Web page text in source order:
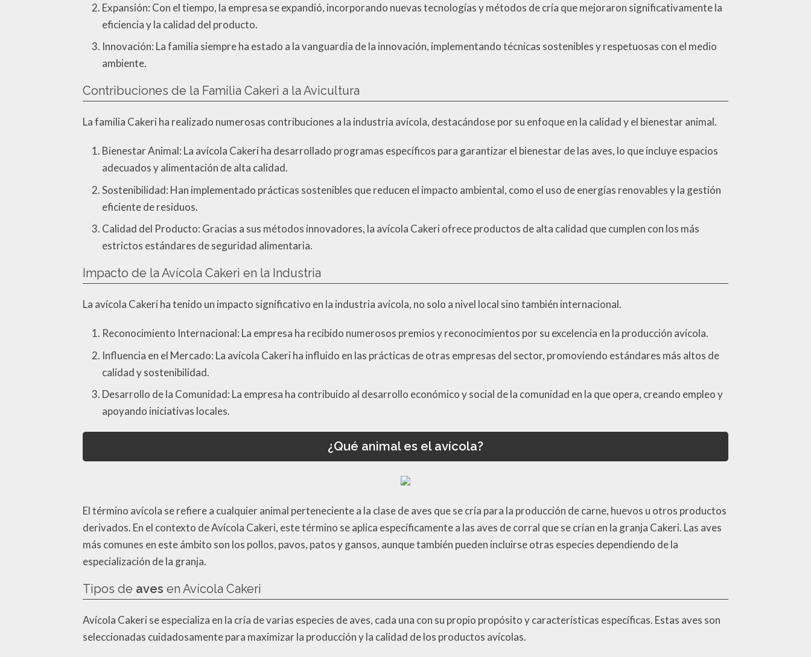
Expansión: Con el tiempo, la empresa se expandió, incorporando nuevas tecnologías y métodos de cría que mejoraron significativamente la
eficiencia y la calidad del producto.
Innovación: La familia siempre ha estado a la vanguardia de la innovación, implementando técnicas sostenibles y respetuosas con el medio
ambiente.
Contribuciones de la Familia Cakeri a la Avicultura
La familia Cakeri ha realizado numerosas contribuciones a la industria avícola, destacándose por su enfoque en la calidad y el bienestar animal.
Bienestar Animal: La avícola Cakeri ha desarrollado programas específicos para garantizar el bienestar de las aves, lo que incluye espacios
adecuados y alimentación de alta calidad.
Sostenibilidad: Han implementado prácticas sostenibles que reducen el impacto ambiental, como el uso de energías renovables y la gestión
eficiente de residuos.
Calidad del Producto: Gracias a sus métodos innovadores, la avícola Cakeri ofrece productos de alta calidad que cumplen con los más
estrictos estándares de seguridad alimentaria.
Impacto de la Avícola Cakeri en la Industria
La avícola Cakeri ha tenido un impacto significativo en la industria avícola, no solo a nivel local sino también internacional.
Reconocimiento Internacional: La empresa ha recibido numerosos premios y reconocimientos por su excelencia en la producción avícola.
Influencia en el Mercado: La avícola Cakeri ha influido en las prácticas de otras empresas del sector, promoviendo estándares más altos de
calidad y sostenibilidad.
Desarrollo de la Comunidad: La empresa ha contribuido al desarrollo económico y social de la comunidad en la que opera, creando empleo y
apoyando iniciativas locales.
¿Qué animal es el avícola?
El término avícola se refiere a cualquier animal perteneciente a la clase de aves que se cría para la producción de carne, huevos u otros productos
derivados. En el contexto de Avícola Cakeri, este término se aplica específicamente a las aves de corral que se crían en la granja Cakeri. Las aves
más comunes en este ámbito son los pollos, pavos, patos y gansos, aunque también pueden incluirse otras especies dependiendo de la
especialización de la granja.
Tipos de aves en Avícola Cakeri
Avícola Cakeri se especializa en la cría de varias especies de aves, cada una con su propio propósito y características específicas. Estas aves son
seleccionadas cuidadosamente para maximizar la producción y la calidad de los productos avícolas.